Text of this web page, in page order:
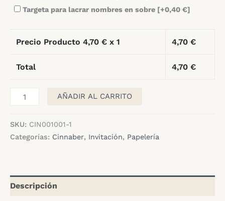
Targeta para lacrar nombres en sobre [+0,40 €]
Precio Producto 4,70 € x 1 4,70 €
Total 4,70 €
Invitación
Cinnaber
AÑADIR AL CARRITO
SKU: CIN001001-1
Categorías: Cinnaber, Invitación, Papelería
Descripción